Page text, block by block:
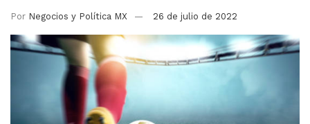
Por Negocios y Política MX 26 de julio de 2022